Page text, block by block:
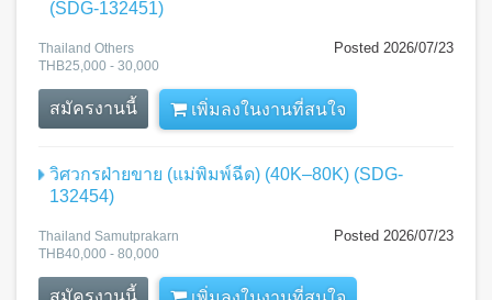
(SDG-132451)
Posted 2026/07/23
Thailand Others
THB25,000 - 30,000
สมัครงานนี้ เพิ่มลงในงานที่สนใจ
วิศวกรฝ่ายขาย (แม่พิมพ์ฉีด) (40K–80K) (SDG-
132454)
Posted 2026/07/23
Thailand Samutprakarn
THB40,000 - 80,000
สมัครงานนี้